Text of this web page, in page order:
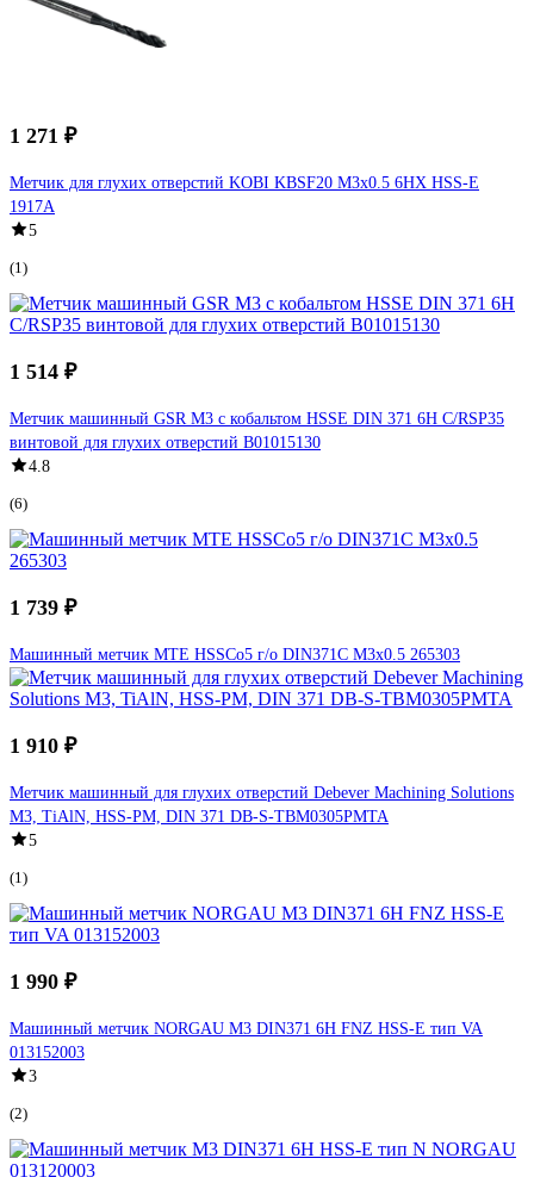
1 271 ₽
Метчик для глухих отверстий KOBI KBSF20 M3x0.5 6HX HSS-E
1917A
5
(1)
1 514 ₽
Метчик машинный GSR М3 с кобальтом HSSE DIN 371 6H C/RSP35
винтовой для глухих отверстий B01015130
4.8
(6)
1 739 ₽
Машинный метчик MTE HSSCo5 г/о DIN371C M3x0.5 265303
1 910 ₽
Метчик машинный для глухих отверстий Debever Machining Solutions
M3, TiAlN, HSS-PM, DIN 371 DB-S-TBM0305PMTA
5
(1)
1 990 ₽
Машинный метчик NORGAU М3 DIN371 6H FNZ HSS-E тип VA
013152003
3
(2)